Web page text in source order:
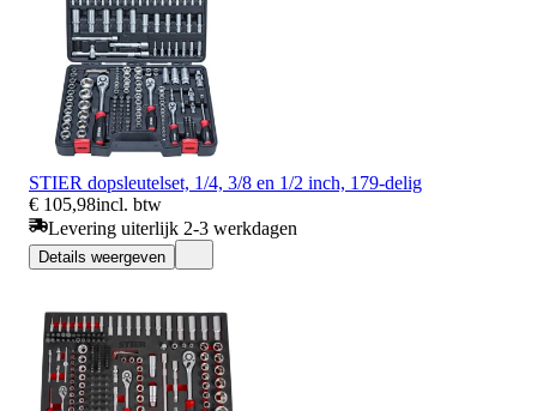
STIER dopsleutelset, 1/4, 3/8 en 1/2 inch, 179-delig
€ 105,98incl. btw
Levering uiterlijk 2-3 werkdagen
Details weergeven